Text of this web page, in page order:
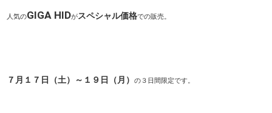
人気のGIGA HIDがスペシャル価格での販売。
７月１７日（土）～１９日（月）の３日間限定です。